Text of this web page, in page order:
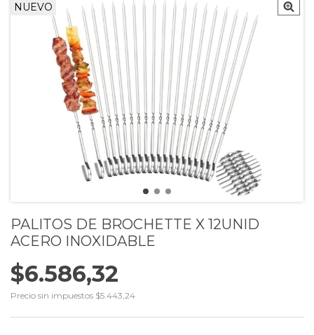
NUEVO
PALITOS DE BROCHETTE X 12UNID
ACERO INOXIDABLE
$6.586,32
Precio sin impuestos $5.443,24